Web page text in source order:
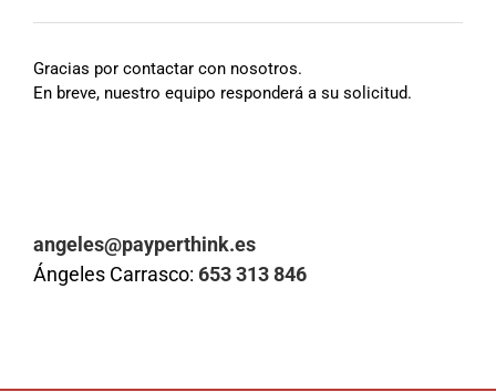
Gracias por contactar con nosotros.
En breve, nuestro equipo responderá a su solicitud.
angeles@payperthink.es
Ángeles Carrasco: 653 313 846